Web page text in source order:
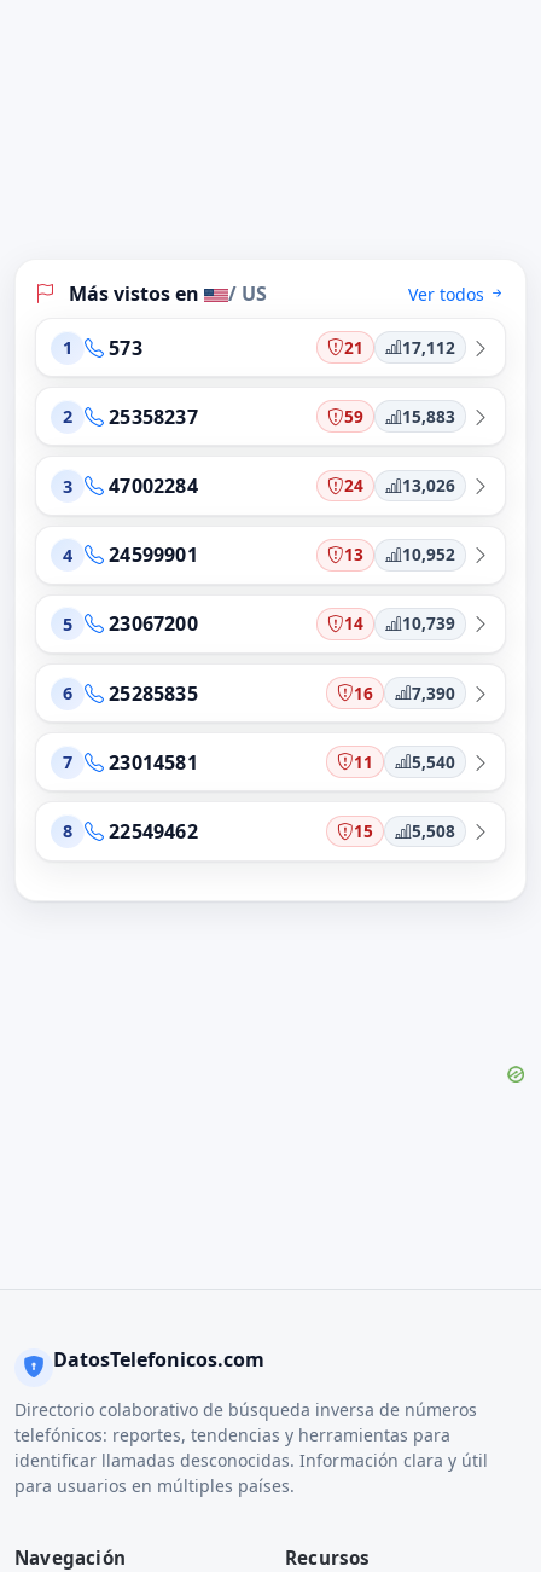
Más vistos en / US Ver todos
1 573 21 17,112
2 25358237 59 15,883
3 47002284 24 13,026
4 24599901 13 10,952
5 23067200 14 10,739
6 25285835 16 7,390
7 23014581 11 5,540
8 22549462 15 5,508
DatosTelefonicos.com
Directorio colaborativo de búsqueda inversa de números
telefónicos: reportes, tendencias y herramientas para
identificar llamadas desconocidas. Información clara y útil
para usuarios en múltiples países.
Navegación Recursos